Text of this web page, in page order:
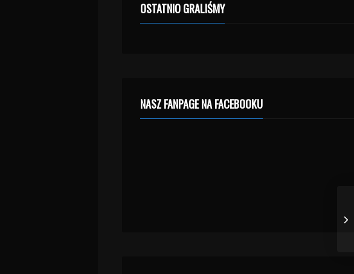
OSTATNIO GRALIŚMY
NASZ FANPAGE NA FACEBOOKU